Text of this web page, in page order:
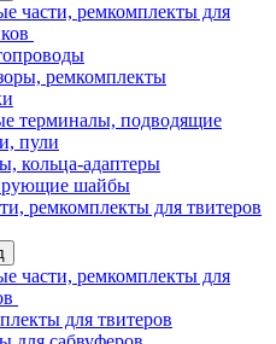
части, ремкомплекты для
ремкомплекты
терминалы, подводящие
пули
кольца-адаптеры
шайбы
ремкомплекты для твитеров
части, ремкомплекты для
для твитеров